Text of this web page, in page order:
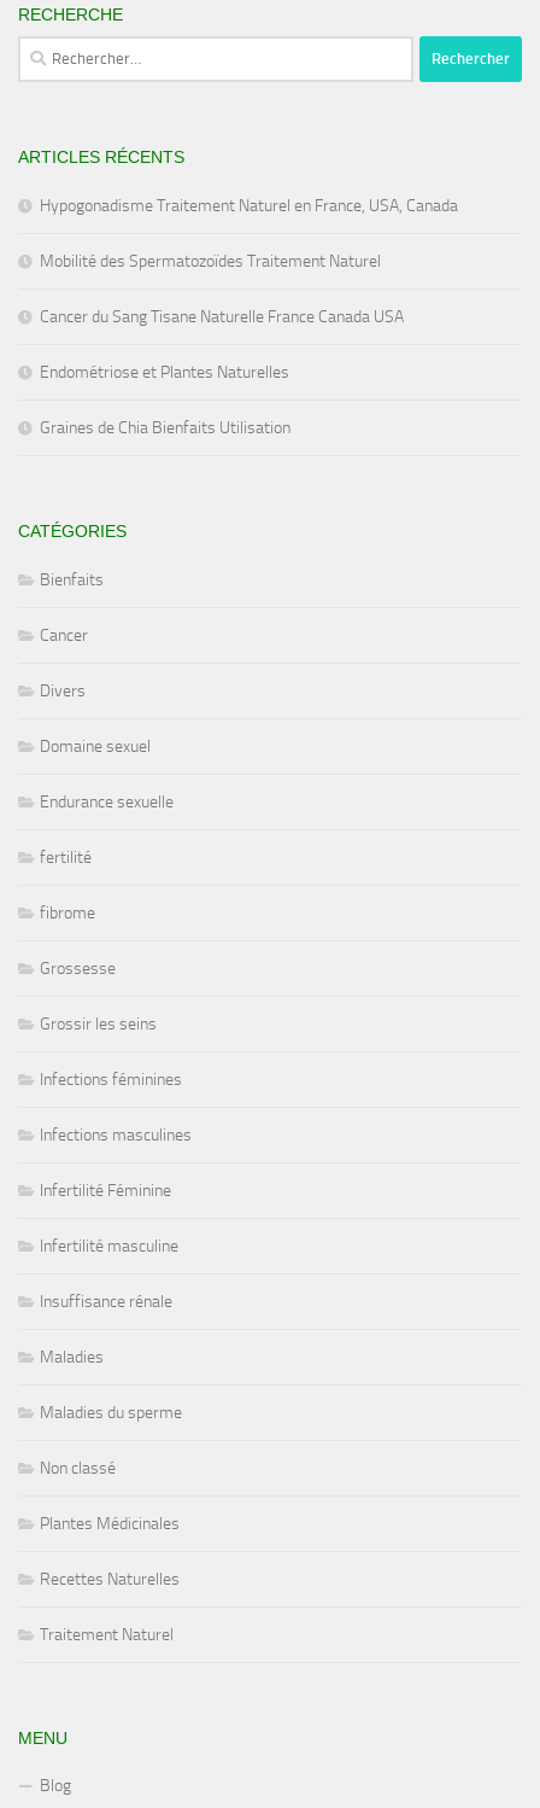
RECHERCHE
Rechercher :
ARTICLES RÉCENTS
Hypogonadisme Traitement Naturel en France, USA, Canada
Mobilité des Spermatozoïdes Traitement Naturel
Cancer du Sang Tisane Naturelle France Canada USA
Endométriose et Plantes Naturelles
Graines de Chia Bienfaits Utilisation
CATÉGORIES
Bienfaits
Cancer
Divers
Domaine sexuel
Endurance sexuelle
fertilité
fibrome
Grossesse
Grossir les seins
Infections féminines
Infections masculines
Infertilité Féminine
Infertilité masculine
Insuffisance rénale
Maladies
Maladies du sperme
Non classé
Plantes Médicinales
Recettes Naturelles
Traitement Naturel
MENU
Blog